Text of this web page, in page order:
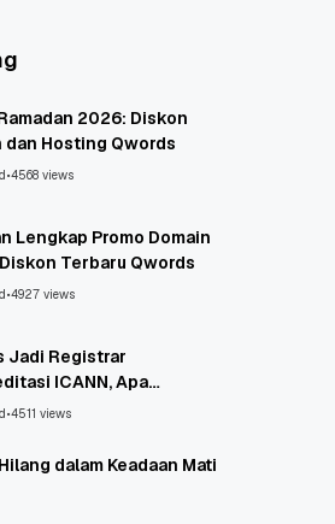
2026: Diskon
dan Hosting Qwords
•4568 views
Lengkap Promo Domain
Terbaru Qwords
•4927 views
Jadi Registrar
ICANN, Apa
•4511 views
dalam Keadaan Mati